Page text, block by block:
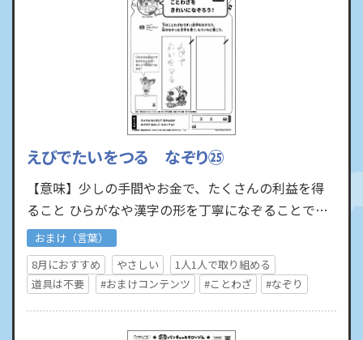
えびでたいをつる なぞり㉕
【意味】少しの手間やお金で、たくさんの利益を得
ること ひらがなや漢字の形を丁寧になぞることで、
正しい字形を身につけながら運筆の練習ができます。
は…
おまけ（言葉）
8月におすすめ
やさしい
1人1人で取り組める
道具は不要
#おまけコンテンツ #ことわざ #なぞり